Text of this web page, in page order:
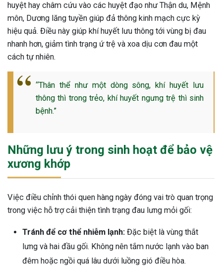
huyệt hay châm cứu vào các huyệt đạo như Thận du, Mệnh
môn, Dương lăng tuyền giúp đả thông kinh mạch cực kỳ
hiệu quả. Điều này giúp khí huyết lưu thông tới vùng bị đau
nhanh hơn, giảm tình trạng ứ trệ và xoa dịu cơn đau một
cách tự nhiên.
“Thân thể như một dòng sông, khí huyết lưu
thông thì trong trẻo, khí huyết ngưng trệ thì sinh
bệnh.”
Những lưu ý trong sinh hoạt để bảo vệ
xương khớp
Việc điều chỉnh thói quen hàng ngày đóng vai trò quan trọng
trong việc hỗ trợ cải thiện tình trạng đau lưng mỏi gối:
Tránh để cơ thể nhiễm lạnh: Đặc biệt là vùng thắt
lưng và hai đầu gối. Không nên tắm nước lạnh vào ban
đêm hoặc ngồi quá lâu dưới luồng gió điều hòa.